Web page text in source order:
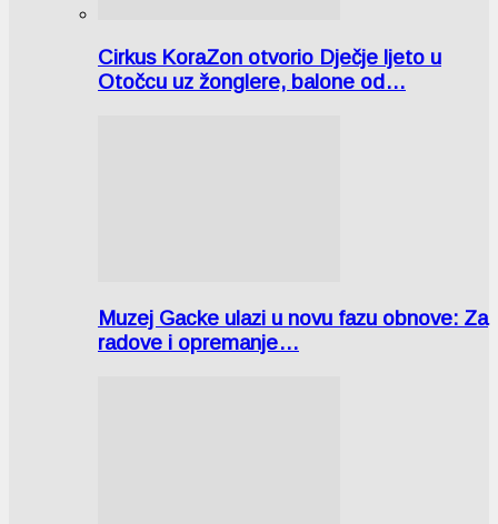
Cirkus KoraZon otvorio Dječje ljeto u
Otočcu uz žonglere, balone od…
Muzej Gacke ulazi u novu fazu obnove: Za
radove i opremanje…